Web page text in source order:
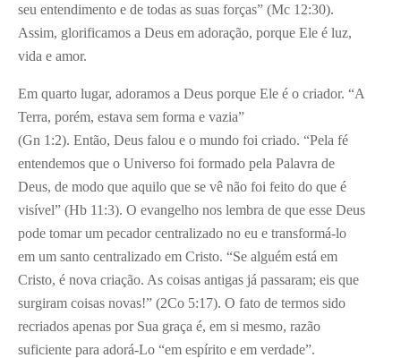
seu entendimento e de todas as suas forças” (Mc 12:30).
Assim, glorificamos a Deus em adoração, porque Ele é luz,
vida e amor.
Em quarto lugar, adoramos a Deus porque Ele é o criador. “A
Terra, porém, estava sem forma e vazia”
(Gn 1:2). Então, Deus falou e o mundo foi criado. “Pela fé
entendemos que o Universo foi formado pela Palavra de
Deus, de modo que aquilo que se vê não foi feito do que é
visível” (Hb 11:3). O evangelho nos lembra de que esse Deus
pode tomar um pecador centralizado no eu e transformá-lo
em um santo centralizado em Cristo. “Se alguém está em
Cristo, é nova criação. As coisas antigas já passaram; eis que
surgiram coisas novas!” (2Co 5:17). O fato de termos sido
recriados apenas por Sua graça é, em si mesmo, razão
suficiente para adorá-Lo “em espírito e em verdade”.